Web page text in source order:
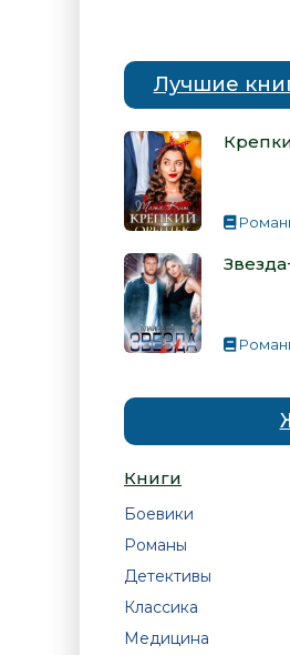
Лучшие
Книги
Боевики
Романы
Детективы
Классика
Медицина